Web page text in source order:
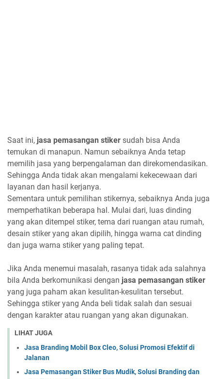
Saat ini, jasa pemasangan stiker sudah bisa Anda
temukan di manapun. Namun sebaiknya Anda tetap
memilih jasa yang berpengalaman dan direkomendasikan.
Sehingga Anda tidak akan mengalami kekecewaan dari
layanan dan hasil kerjanya.
Sementara untuk pemilihan stikernya, sebaiknya Anda juga
memperhatikan beberapa hal. Mulai dari, luas dinding
yang akan ditempel stiker, tema dari ruangan atau rumah,
desain stiker yang akan dipilih, hingga warna cat dinding
dan juga warna stiker yang paling tepat.
Jika Anda menemui masalah, rasanya tidak ada salahnya
bila Anda berkomunikasi dengan jasa pemasangan stiker
yang juga paham akan kesulitan-kesulitan tersebut.
Sehingga stiker yang Anda beli tidak salah dan sesuai
dengan karakter atau ruangan yang akan digunakan.
LIHAT JUGA
Jasa Branding Mobil Box Cleo, Solusi Promosi Efektif di
Jalanan
Jasa Pemasangan Stiker Bus Mudik, Solusi Branding dan